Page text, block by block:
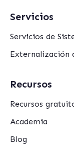
Servicios
Servicios de
Externalización
Recursos
Recursos
Academia
Blog